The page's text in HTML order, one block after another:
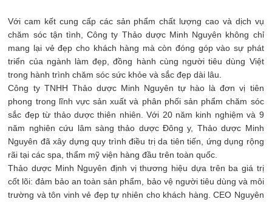
Với cam kết cung cấp các sản phẩm chất lượng cao và dịch vụ
chăm sóc tận tình, Công ty Thảo dược Minh Nguyên không chỉ
mang lại vẻ đẹp cho khách hàng mà còn đóng góp vào sự phát
triển của ngành làm đẹp, đồng hành cùng người tiêu dùng Việt
trong hành trình chăm sóc sức khỏe và sắc đẹp dài lâu.
Công ty TNHH Thảo dược Minh Nguyên tự hào là đơn vị tiên
phong trong lĩnh vực sản xuất và phân phối sản phẩm chăm sóc
sắc đẹp từ thảo dược thiên nhiên. Với 20 năm kinh nghiệm và 9
năm nghiên cứu lâm sàng thảo dược Đông y, Thảo dược Minh
Nguyên đã xây dựng quy trình điều trị da tiên tiến, ứng dụng rộng
rãi tại các spa, thẩm mỹ viện hàng đầu trên toàn quốc.
Thảo dược Minh Nguyên định vị thương hiệu dựa trên ba giá trị
cốt lõi: đảm bảo an toàn sản phẩm, bảo vệ người tiêu dùng và môi
trường và tôn vinh vẻ đẹp tự nhiên cho khách hàng. CEO Nguyên